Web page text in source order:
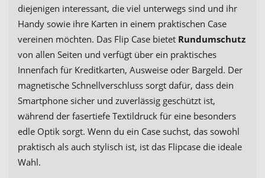
diejenigen interessant, die viel unterwegs sind und ihr
Handy sowie ihre Karten in einem praktischen Case
vereinen möchten. Das Flip Case bietet Rundumschutz
von allen Seiten und verfügt über ein praktisches
Innenfach für Kreditkarten, Ausweise oder Bargeld. Der
magnetische Schnellverschluss sorgt dafür, dass dein
Smartphone sicher und zuverlässig geschützt ist,
während der fasertiefe Textildruck für eine besonders
edle Optik sorgt. Wenn du ein Case suchst, das sowohl
praktisch als auch stylisch ist, ist das Flipcase die ideale
Wahl.